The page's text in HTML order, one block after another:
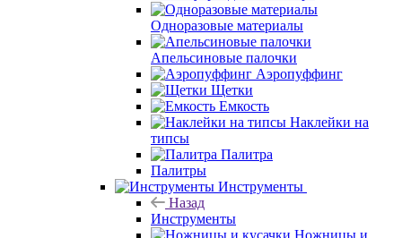
Одноразовые материалы
Апельсиновые палочки
Аэропуффинг
Щетки
Емкость
Наклейки на
типсы
Палитра
Палитры
Инструменты
Назад
Инструменты
Ножницы и